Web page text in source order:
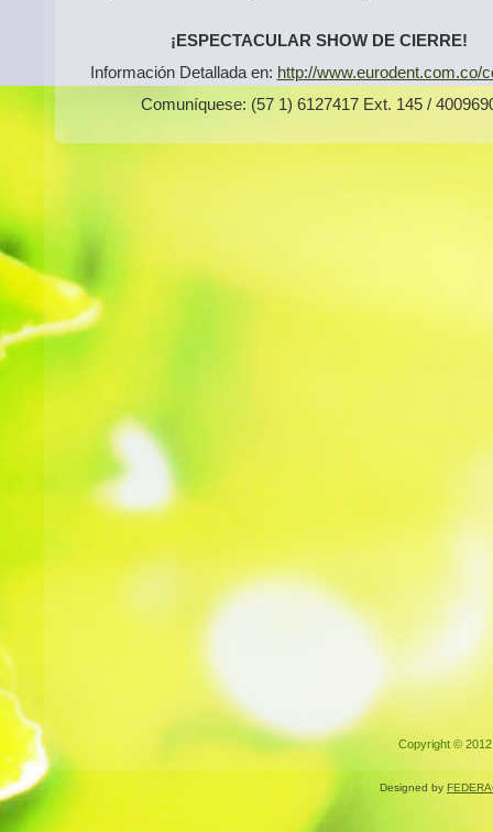
¡ESPECTACULAR SHOW DE CIERRE!
Información Detallada en: http://www.eurodent.com.co/
Comuníquese: (57 1) 6127417 Ext. 145 /
Copyright ©
Designed by